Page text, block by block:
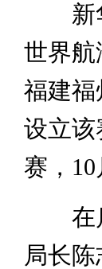
新华
世界航
福建福
设立该
赛，
在启
局长